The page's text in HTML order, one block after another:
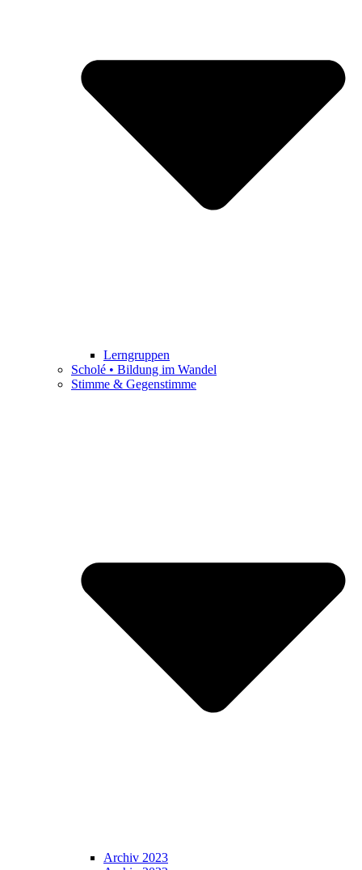
Lerngruppen
Scholé • Bildung im Wandel
Stimme & Gegenstimme
Archiv 2023